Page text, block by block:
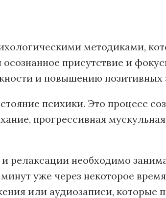
методиками,
осознанное присутствие и
и повышению
психики. Это процесс
прогрессивная
необходимо
уже через некоторое
или аудиозаписи, которые